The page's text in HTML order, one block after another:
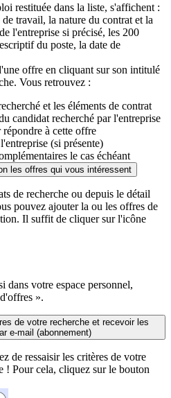
restituée dans la liste, s'affichent :
travail, la nature du contrat et la
l'entreprise si précisé, les 200
du poste, la date de
offre en cliquant sur son intitulé
Vous retrouvez :
et les éléments de contrat
candidat recherché par l'entreprise
à cette offre
(si présente)
le cas échéant
les offres qui vous intéressent
de recherche ou depuis le détail
pouvez ajouter la ou les offres de
Il suffit de cliquer sur l'icône
dans votre espace personnel,
».
de votre recherche et recevoir les
e-mail (abonnement)
de ressaisir les critères de votre
! Pour cela, cliquez sur le bouton